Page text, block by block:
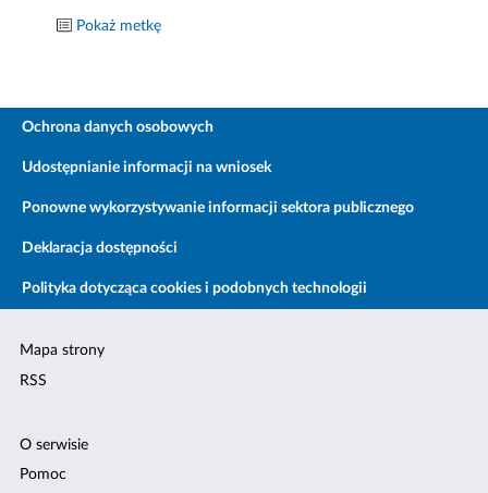
Pokaż metkę
Ochrona danych osobowych
Udostępnianie informacji na wniosek
Ponowne wykorzystywanie informacji sektora publicznego
Deklaracja dostępności
Polityka dotycząca cookies i podobnych technologii
Mapa strony
RSS
O serwisie
Pomoc